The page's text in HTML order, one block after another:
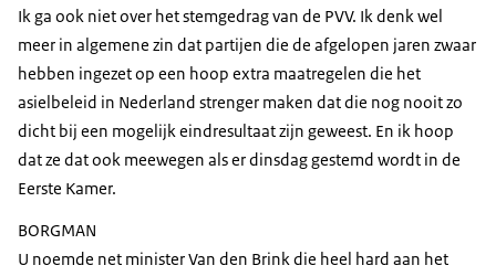
Ik ga ook niet over het stemgedrag van de PVV. Ik denk wel
meer in algemene zin dat partijen die de afgelopen jaren zwaar
hebben ingezet op een hoop extra maatregelen die het
asielbeleid in Nederland strenger maken dat die nog nooit zo
dicht bij een mogelijk eindresultaat zijn geweest. En ik hoop
dat ze dat ook meewegen als er dinsdag gestemd wordt in de
Eerste Kamer.
BORGMAN
U noemde net minister Van den Brink die heel hard aan het